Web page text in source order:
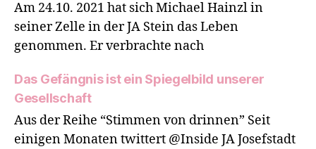
Am 24.10. 2021 hat sich Michael Hainzl in
seiner Zelle in der JA Stein das Leben
genommen. Er verbrachte nach
Das Gefängnis ist ein Spiegelbild unserer
Gesellschaft
Aus der Reihe “Stimmen von drinnen” Seit
einigen Monaten twittert @Inside JA Josefstadt